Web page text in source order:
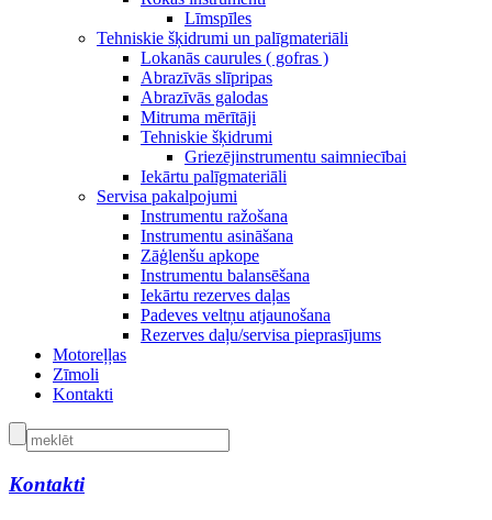
Līmspīles
Tehniskie šķidrumi un palīgmateriāli
Lokanās caurules ( gofras )
Abrazīvās slīpripas
Abrazīvās galodas
Mitruma mērītāji
Tehniskie šķidrumi
Griezējinstrumentu saimniecībai
Iekārtu palīgmateriāli
Servisa pakalpojumi
Instrumentu ražošana
Instrumentu asināšana
Zāģlenšu apkope
Instrumentu balansēšana
Iekārtu rezerves daļas
Padeves veltņu atjaunošana
Rezerves daļu/servisa pieprasījums
Motoreļļas
Zīmoli
Kontakti
Kontakti